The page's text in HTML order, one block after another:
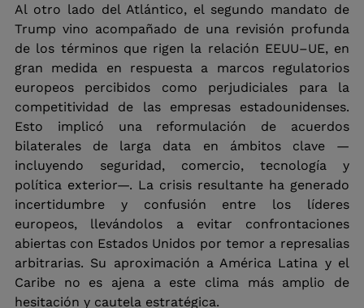
Al otro lado del Atlántico, el segundo mandato de
Trump vino acompañado de una revisión profunda
de los términos que rigen la relación EEUU–UE, en
gran medida en respuesta a marcos regulatorios
europeos percibidos como perjudiciales para la
competitividad de las empresas estadounidenses.
Esto implicó una reformulación de acuerdos
bilaterales de larga data en ámbitos clave —
incluyendo seguridad, comercio, tecnología y
política exterior—. La crisis resultante ha generado
incertidumbre y confusión entre los líderes
europeos, llevándolos a evitar confrontaciones
abiertas con Estados Unidos por temor a represalias
arbitrarias. Su aproximación a América Latina y el
Caribe no es ajena a este clima más amplio de
hesitación y cautela estratégica.